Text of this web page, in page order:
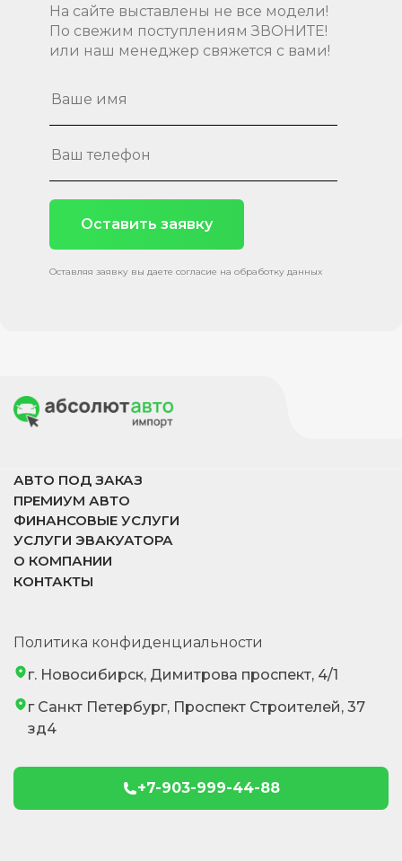
На сайте выставлены не все модели!
По свежим поступлениям ЗВОНИТЕ!
или наш менеджер свяжется с вами!
Оставить заявку
Оставляя заявку вы даете согласие на обработку данных
АВТО ПОД ЗАКАЗ
ПРЕМИУМ АВТО
ФИНАНСОВЫЕ УСЛУГИ
УСЛУГИ ЭВАКУАТОРА
О КОМПАНИИ
КОНТАКТЫ
Политика конфиденциальности
г. Новосибирск, Димитрова проспект, 4/1
г Санкт Петербург, Проспект Строителей, 37
зд4
+7-903-999-44-88